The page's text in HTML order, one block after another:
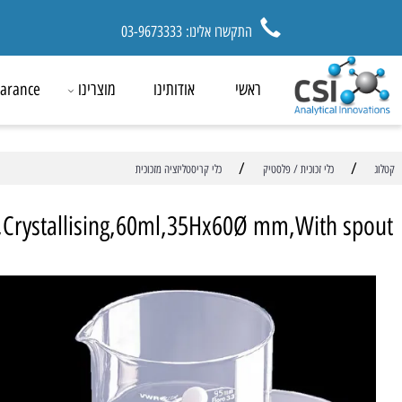
התקשרו אלינו: 03-9673333
ראשי אודותינו מוצרינו Clearance
כלי זכוכית / פלסטיק / כלי קריסטליזציה מזכוכית
mm,With